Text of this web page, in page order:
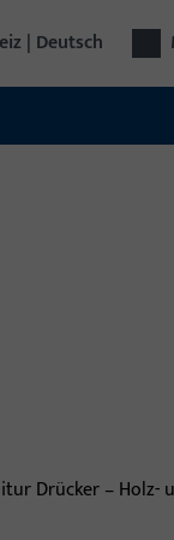
| Deutsch